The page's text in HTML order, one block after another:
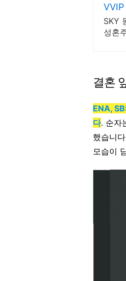
SKY
성혼
결혼
ENA,
다. 순자
했습니
모습이